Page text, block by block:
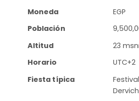
Moneda
EGP
Población
Altitud
23
Horario
UTC+2
Fiesta típica